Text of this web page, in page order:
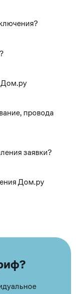
Дом.ру
провода
заявки?
Дом.ру